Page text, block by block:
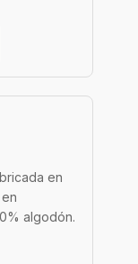
en
algodón.